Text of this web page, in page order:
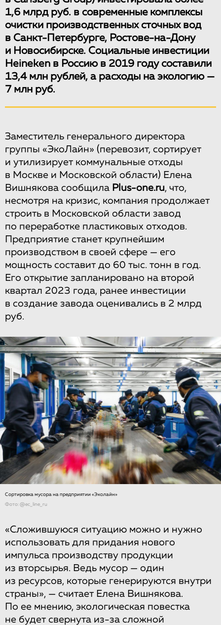
1,6 млрд руб. в современные комплексы
очистки производственных сточных вод
в Санкт-Петербурге, Ростове-на-Дону
и Новосибирске. Социальные инвестиции
Heineken в Россию в 2019 году составили
13,4 млн рублей, а расходы на экологию —
7 млн руб.
Заместитель генерального директора
группы «ЭкоЛайн» (перевозит, сортирует
и утилизирует коммунальные отходы
в Москве и Московской области) Елена
Вишнякова сообщила Plus-one.ru, что,
несмотря на кризис, компания продолжает
строить в Московской области завод
по переработке пластиковых отходов.
Предприятие станет крупнейшим
производством в своей сфере — его
мощность составит до 60 тыс. тонн в год.
Его открытие запланировано на второй
квартал 2023 года, ранее инвестиции
в создание завода оценивались в 2 млрд
руб.
Сортировка мусора на предприятии «Эколайн»
Фото: @ec_line_ru
«Сложившуюся ситуацию можно и нужно
использовать для придания нового
импульса производству продукции
из вторсырья. Ведь мусор — один
из ресурсов, которые генерируются внутри
страны», — считает Елена Вишнякова.
По ее мнению, экологическая повестка
не будет свернута из-за сложной